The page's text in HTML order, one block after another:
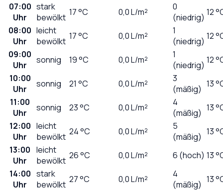
07:00
Uhr
stark
bewölkt 17°C 0,0L/m²
0
(niedrig) 12
08:00
Uhr
leicht
bewölkt 17°C 0,0L/m²
1
(niedrig) 12
09:00
Uhr
sonnig 19°C 0,0L/m²
1
(niedrig) 12
10:00
Uhr
sonnig 21 °C 0,0L/m²
3
(mäßig) 13
11:00
Uhr
sonnig 23°C 0,0L/m²
4
(mäßig) 13
12:00
Uhr
leicht
bewölkt 24°C 0,0L/m²
5
(mäßig) 13
13:00
Uhr
leicht
bewölkt 26°C 0,0L/m² 6 (hoch) 13
14:00
Uhr
stark
bewölkt 27°C 0,0L/m²
4
(mäßig) 13